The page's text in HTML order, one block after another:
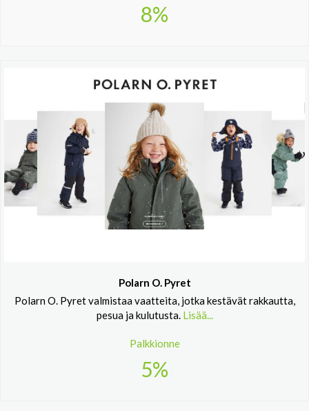
8%
Polarn O. Pyret
Polarn O. Pyret valmistaa vaatteita, jotka kestävät rakkautta,
pesua ja kulutusta. Lisää...
Palkkionne
5%